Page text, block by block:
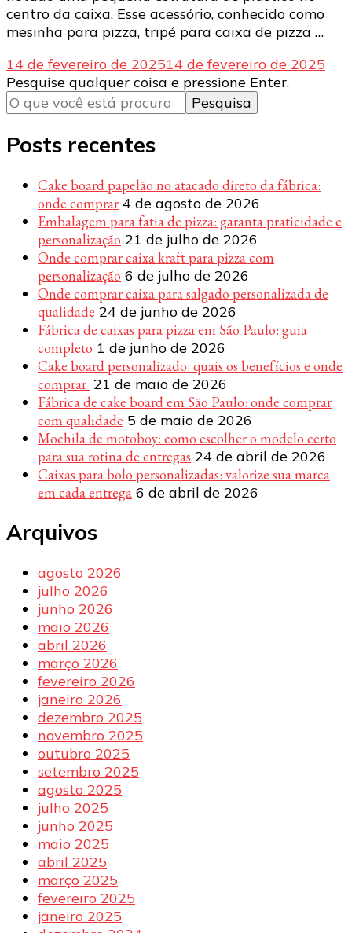
centro da caixa. Esse acessório, conhecido como
mesinha para pizza, tripé para caixa de pizza …
14 de fevereiro de 202514 de fevereiro de 2025
Procurando
algo?
Pesquise qualquer coisa e pressione Enter.
Posts recentes
Cake board papelão no atacado direto da fábrica:
onde comprar 4 de agosto de 2026
Embalagem para fatia de pizza: garanta praticidade e
personalização 21 de julho de 2026
Onde comprar caixa kraft para pizza com
personalização 6 de julho de 2026
Onde comprar caixa para salgado personalizada de
qualidade 24 de junho de 2026
Fábrica de caixas para pizza em São Paulo: guia
completo 1 de junho de 2026
Cake board personalizado: quais os benefícios e onde
comprar 21 de maio de 2026
Fábrica de cake board em São Paulo: onde comprar
com qualidade 5 de maio de 2026
Mochila de motoboy: como escolher o modelo certo
para sua rotina de entregas 24 de abril de 2026
Caixas para bolo personalizadas: valorize sua marca
em cada entrega 6 de abril de 2026
Arquivos
agosto 2026
julho 2026
junho 2026
maio 2026
abril 2026
março 2026
fevereiro 2026
janeiro 2026
dezembro 2025
novembro 2025
outubro 2025
setembro 2025
agosto 2025
julho 2025
junho 2025
maio 2025
abril 2025
março 2025
fevereiro 2025
janeiro 2025